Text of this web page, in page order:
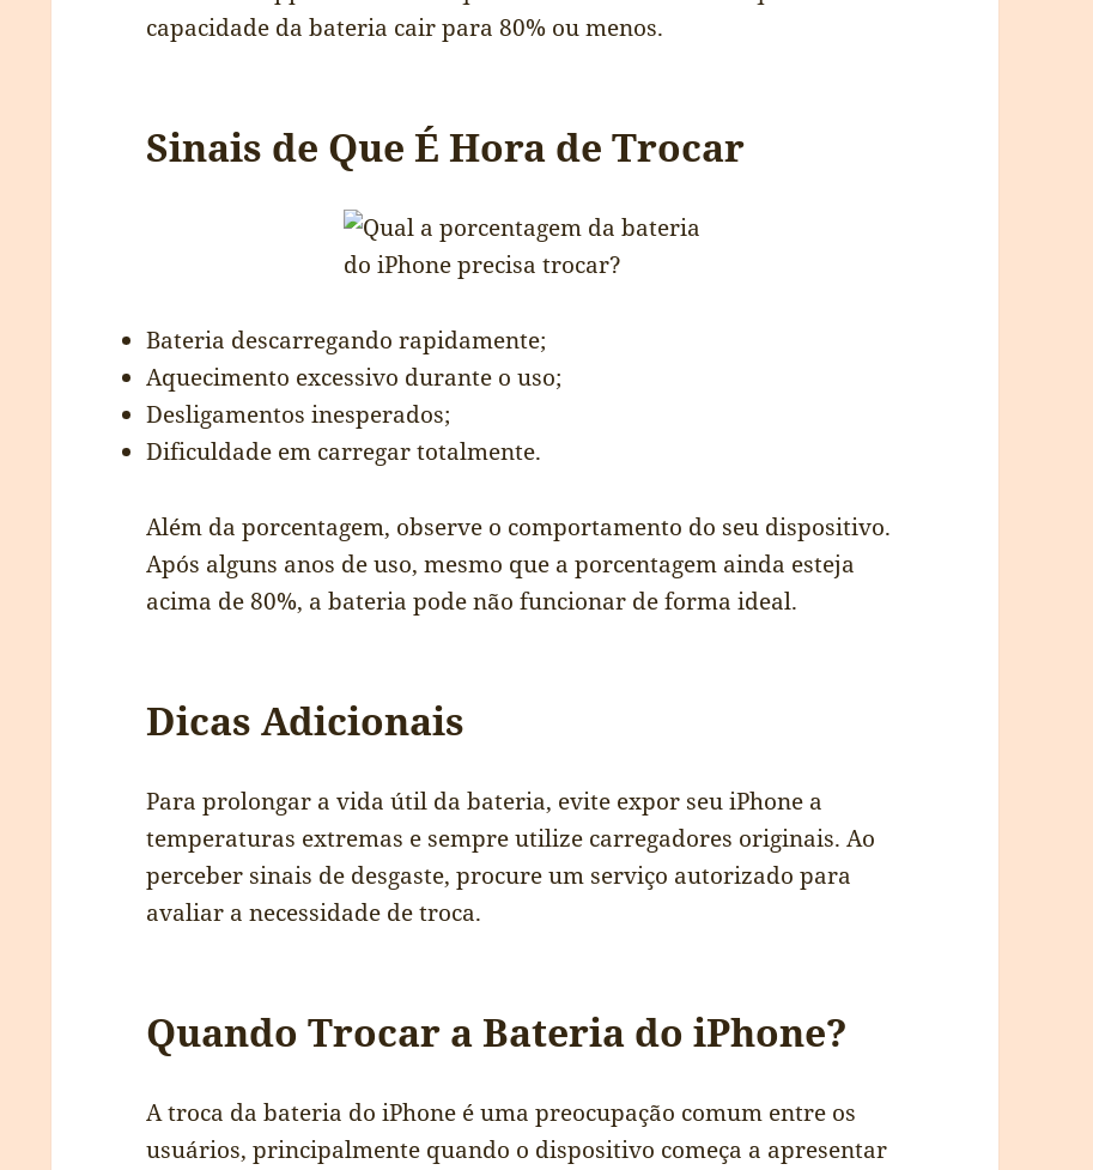
capacidade da bateria cair para 80% ou menos.
Sinais de Que É Hora de Trocar
Bateria descarregando rapidamente;
Aquecimento excessivo durante o uso;
Desligamentos inesperados;
Dificuldade em carregar totalmente.
Além da porcentagem, observe o comportamento do seu dispositivo.
Após alguns anos de uso, mesmo que a porcentagem ainda esteja
acima de 80%, a bateria pode não funcionar de forma ideal.
Dicas Adicionais
Para prolongar a vida útil da bateria, evite expor seu iPhone a
temperaturas extremas e sempre utilize carregadores originais. Ao
perceber sinais de desgaste, procure um serviço autorizado para
avaliar a necessidade de troca.
Quando Trocar a Bateria do iPhone?
A troca da bateria do iPhone é uma preocupação comum entre os
usuários, principalmente quando o dispositivo começa a apresentar